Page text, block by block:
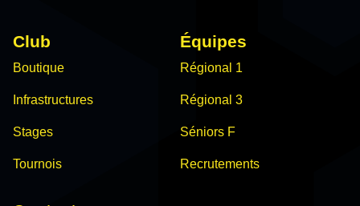
Club
Boutique
Infrastructures
Stages
Tournois
Équipes
Régional 1
Régional 3
Séniors F
Recrutements